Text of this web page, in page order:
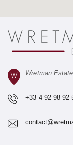
Wretman
+33 4 92 98 92